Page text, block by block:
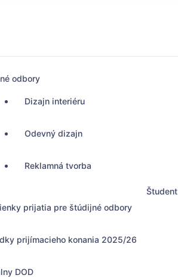
odbory
Dizajn interiéru
Odevný dizajn
Reklamná tvorba
prijatia pre štúdijné odbory
prijímacieho konania 2025/26
DOD
Študent